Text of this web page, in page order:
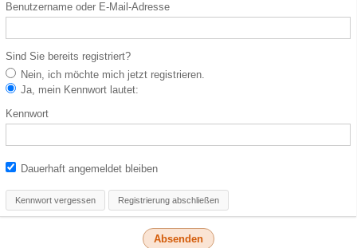
Benutzername oder E-Mail-Adresse
Sind Sie bereits registriert?
Nein, ich möchte mich jetzt registrieren.
Ja, mein Kennwort lautet:
Kennwort
Dauerhaft angemeldet bleiben
Kennwort vergessen Registrierung abschließen